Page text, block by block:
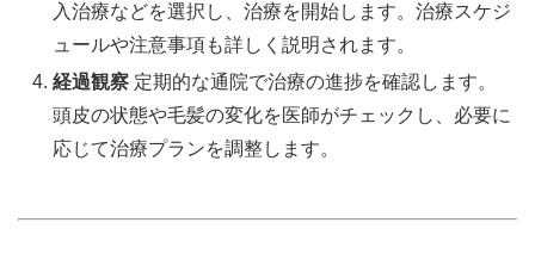
入治療などを選択し、治療を開始します。治療スケジ
ュールや注意事項も詳しく説明されます。
経過観察 定期的な通院で治療の進捗を確認します。
頭皮の状態や毛髪の変化を医師がチェックし、必要に
応じて治療プランを調整します。